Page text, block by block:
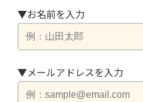
▼お名前を入力
▼メールアドレスを入力